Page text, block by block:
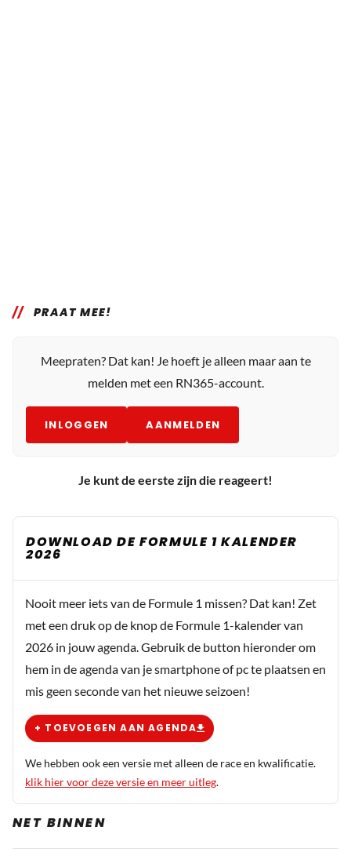
PRAAT MEE!
Meepraten? Dat kan! Je hoeft je alleen maar aan te
melden met een RN365-account.
INLOGGEN AANMELDEN
Je kunt de eerste zijn die reageert!
DOWNLOAD DE FORMULE 1 KALENDER
2026
Nooit meer iets van de Formule 1 missen? Dat kan! Zet
met een druk op de knop de Formule 1-kalender van
2026 in jouw agenda. Gebruik de button hieronder om
hem in de agenda van je smartphone of pc te plaatsen en
mis geen seconde van het nieuwe seizoen!
+ TOEVOEGEN AAN AGENDA
We hebben ook een versie met alleen de race en kwalificatie.
klik hier voor deze versie en meer uitleg.
NET BINNEN